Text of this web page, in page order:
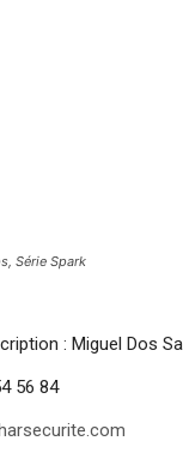
Série Spark
: Miguel Dos
56 84